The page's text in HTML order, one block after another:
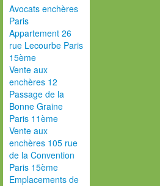
Avocats enchères
Paris
Appartement 26
rue Lecourbe Paris
15ème
Vente aux
enchères 12
Passage de la
Bonne Graine
Paris 11ème
Vente aux
enchères 105 rue
de la Convention
Paris 15ème
Emplacements de